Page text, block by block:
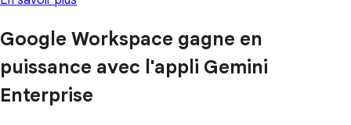
Google Workspace gagne en
puissance avec l'appli Gemini
Enterprise